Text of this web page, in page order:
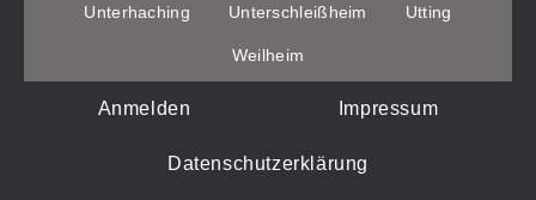
Unterhaching Unterschleißheim Utting
Weilheim
Anmelden Impressum
Datenschutzerklärung